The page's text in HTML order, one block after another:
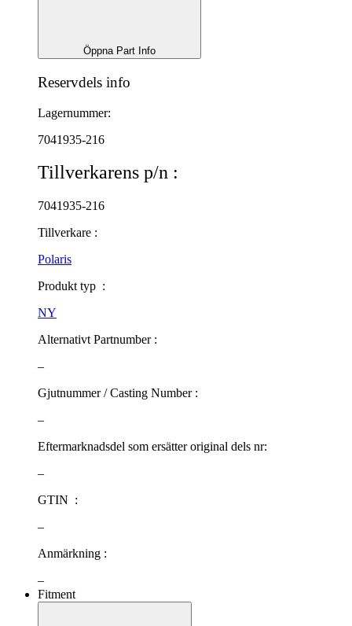
Öppna Part Info
Reservdels info
Lagernummer:
7041935-216
Tillverkarens p/n :
7041935-216
Tillverkare :
Polaris
Produkt typ :
NY
Alternativt Partnumber :
–
Gjutnummer / Casting Number :
–
Eftermarknadsdel som ersätter original dels nr:
–
GTIN :
–
Anmärkning :
–
Fitment